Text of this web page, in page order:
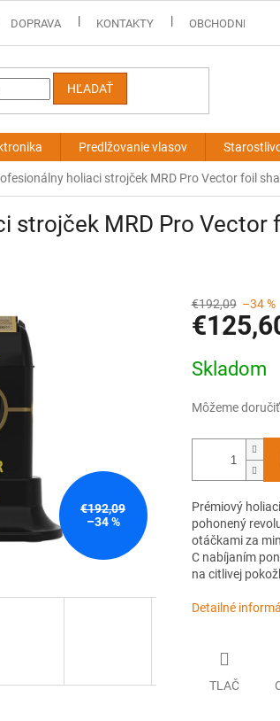
DOPRAVA KONTAKTY OBCHODNÉ
HĽADAŤ
Predlžovanie vlasov
holiaci strojček MRD Pro Vector foil
strojček MRD Pro Vector
€192,09
–34 %
€192,09 –34 %
cena:
Skladom
Môžeme
Prémiový
pohonený
otáčkami za
C nabíjaním
na citlivej
Detailné
TLAČ